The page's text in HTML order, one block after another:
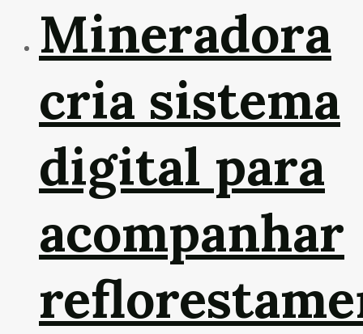
Mineradora
cria sistema
digital para
acompanhar